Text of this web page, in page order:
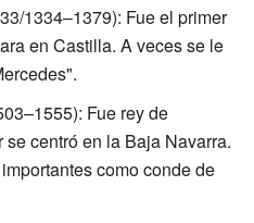
1334–1379): Fue el primer
en Castilla. A veces se le
Fue rey de
centró en la Baja Navarra.
como conde de